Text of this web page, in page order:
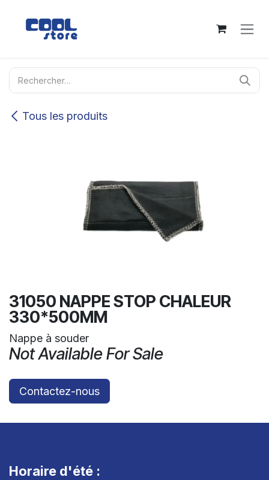
Tous les produits
31050 NAPPE STOP CHALEUR
330*500MM
Nappe à souder
Not Available For Sale
Contactez-nous
Horaire d'été :